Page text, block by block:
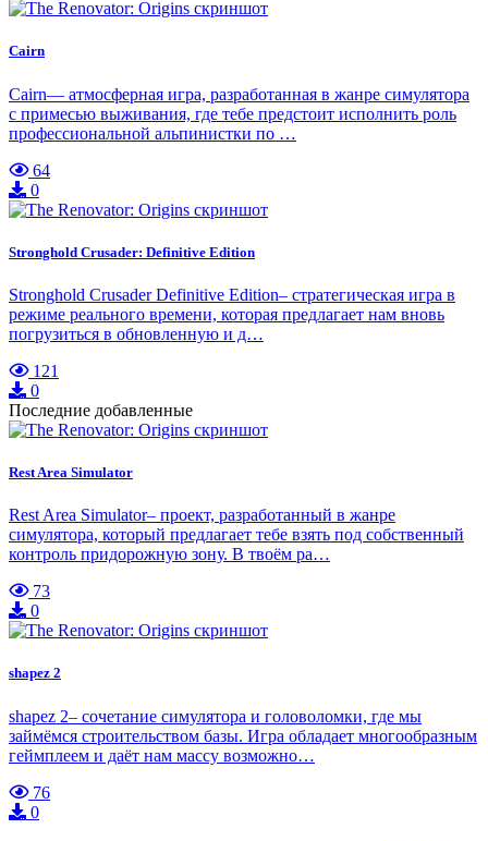
Cairn
Cairn— атмосферная игра, разработанная в жанре симулятора
с примесью выживания, где тебе предстоит исполнить роль
профессиональной альпинистки по …
64
0
Stronghold Crusader: Definitive Edition
Stronghold Crusader Definitive Edition– стратегическая игра в
режиме реального времени, которая предлагает нам вновь
погрузиться в обновленную и д…
121
0
Последние добавленные
Rest Area Simulator
Rest Area Simulator– проект, разработанный в жанре
симулятора, который предлагает тебе взять под собственный
контроль придорожную зону. В твоём ра…
73
0
shapez 2
shapez 2– сочетание симулятора и головоломки, где мы
займёмся строительством базы. Игра обладает многообразным
геймплеем и даёт нам массу возможно…
76
0